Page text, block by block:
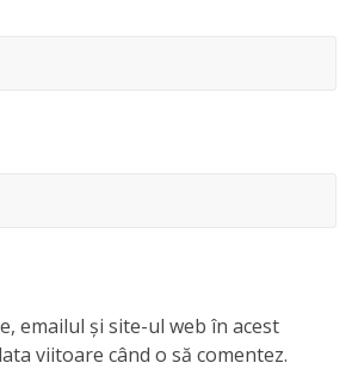
emailul și site-ul web în acest
viitoare când o să comentez.